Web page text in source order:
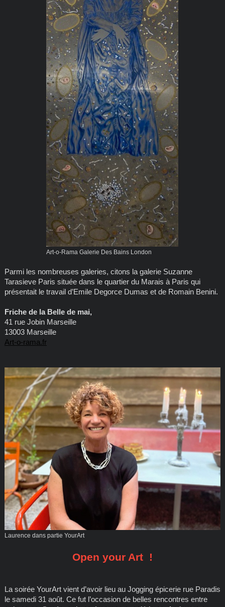
Art-o-Rama Galerie Des Bains London
Parmi les nombreuses galeries, citons la galerie Suzanne
Tarasieve Paris située dans le quartier du Marais à Paris qui
présentait le travail d’Emile Degorce Dumas et de Romain Benini.
Friche de la Belle de mai,
41 rue Jobin Marseille
13003 Marseille
Art-o-rama.fr
Laurence dans partie YourArt
Open your Art !
La soirée YourArt vient d’avoir lieu au Jogging épicerie rue Paradis
le samedi 31 août. Ce fut l’occasion de belles rencontres entre